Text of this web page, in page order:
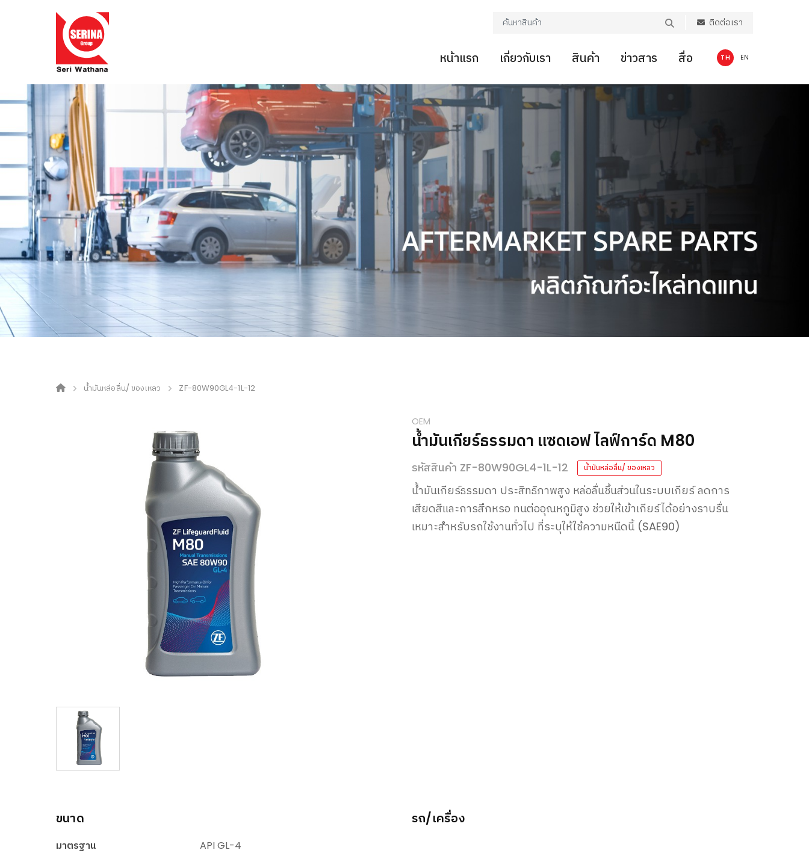
ติดต่อเรา
TH EN
หน้าแรก เกี่ยวกับเรา สินค้า ข่าวสาร สื่อ
น้ำมันหล่อลื่น/ ของเหลว ZF-80W90GL4-1L-12
OEM
น้ำมันเกียร์ธรรมดา แซดเอฟ ไลฟ์การ์ด M80
รหัสสินค้า ZF-80W90GL4-1L-12 น้ำมันหล่อลื่น/ ของเหลว
น้ำมันเกียร์ธรรมดา ประสิทธิภาพสูง หล่อลื่นชิ้นส่วนในระบบเกียร์ ลดการ
เสียดสีและการสึกหรอ ทนต่ออุณหภูมิสูง ช่วยให้เข้าเกียร์ได้อย่างราบรื่น
เหมาะสำหรับรถใช้งานทั่วไป ที่ระบุให้ใช้ความหนืดนี้ (SAE90)
ขนาด
มาตรฐาน
API GL-4
รถ/เครื่อง